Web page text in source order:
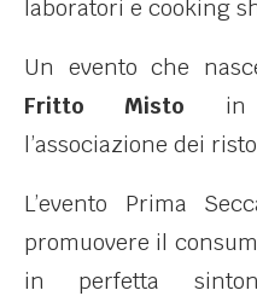
laboratori e cooking
Un evento che
Fritto Misto in
l’associazione dei
L’evento Prima
promuovere il
in perfetta